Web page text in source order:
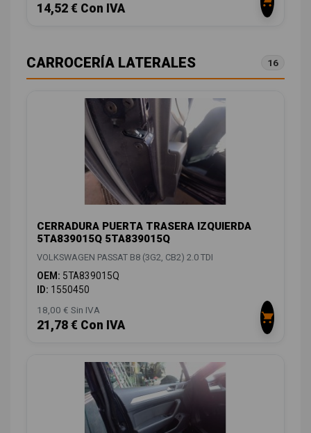
14,52 € Con IVA
CARROCERÍA LATERALES 16
CERRADURA PUERTA TRASERA IZQUIERDA
5TA839015Q 5TA839015Q
VOLKSWAGEN PASSAT B8 (3G2, CB2) 2.0 TDI
OEM: 5TA839015Q
ID: 1550450
18,00 € Sin IVA
21,78 € Con IVA